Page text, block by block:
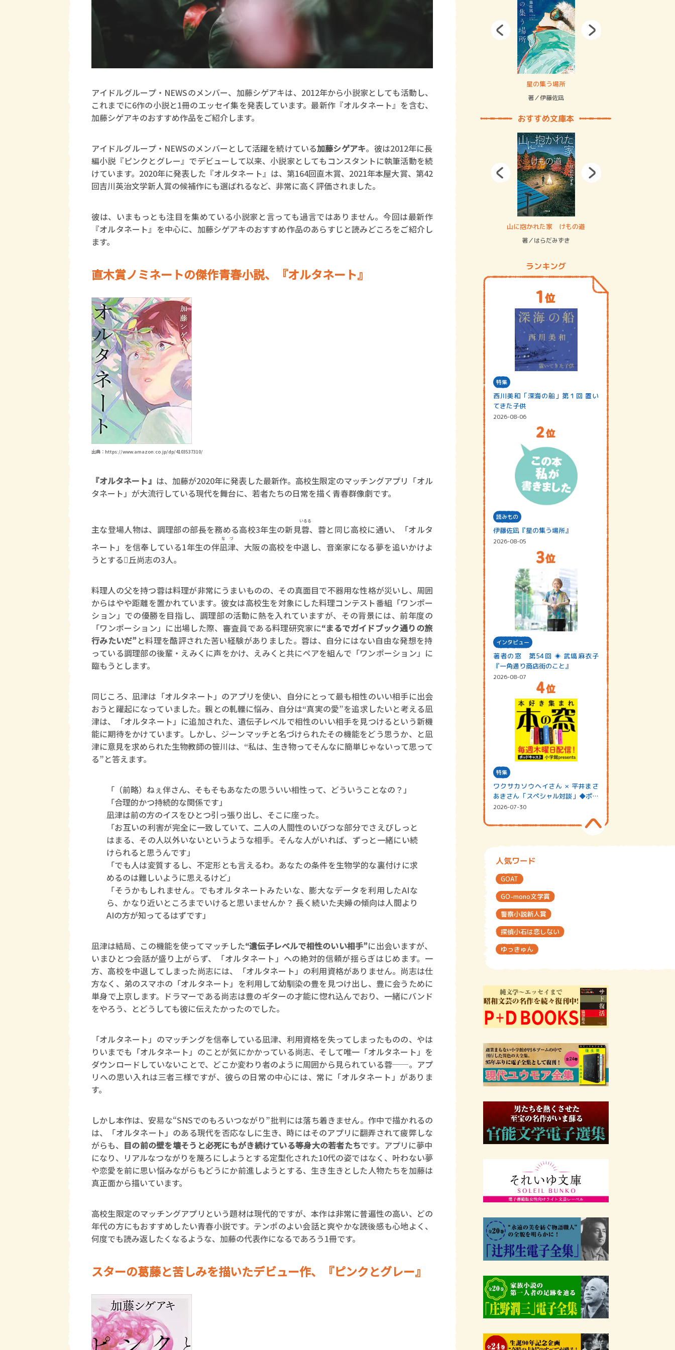
アイドルグループ・NEWSのメンバー、加藤シゲアキは、2012年から小説家としても活動し、
これまでに6作の小説と1冊のエッセイ集を発表しています。最新作『オルタネート』を含む、
加藤シゲアキのおすすめ作品をご紹介します。
アイドルグループ・NEWSのメンバーとして活躍を続けている加藤シゲアキ。彼は2012年に長
編小説『ピンクとグレー』でデビューして以来、小説家としてもコンスタントに執筆活動を続
けています。2020年に発表した『オルタネート』は、第164回直木賞、2021年本屋大賞、第42
回吉川英治文学新人賞の候補作にも選ばれるなど、非常に高く評価されました。
彼は、いまもっとも注目を集めている小説家と言っても過言ではありません。今回は最新作
『オルタネート』を中心に、加藤シゲアキのおすすめ作品のあらすじと読みどころをご紹介し
ます。
直木賞ノミネートの傑作青春小説、『オルタネート』
出典：https://www.amazon.co.jp/dp/4103537310/
『オルタネート』 は、加藤が2020年に発表した最新作。高校生限定のマッチングアプリ「オル
タネート」が大流行している現代を舞台に、若者たちの日常を描く青春群像劇です。
主な登場人物は、調理部の部長を務める高校3年生の新見蓉
いるる
、蓉と同じ高校に通い、「オルタ
ネート」を信奉している1年生の伴凪津
なづ
、大阪の高校を中退し、音楽家になる夢を追いかけよ
うとする𪲨丘尚志の3人。
料理人の父を持つ蓉は料理が非常にうまいものの、その真面目で不器用な性格が災いし、周囲
からはやや距離を置かれています。彼女は高校生を対象にした料理コンテスト番組「ワンポー
ション」での優勝を目指し、調理部の活動に熱を入れていますが、その背景には、前年度の
「ワンポーション」に出場した際、審査員である料理研究家に“まるでガイドブック通りの旅
行みたいだ”と料理を酷評された苦い経験がありました。蓉は、自分にはない自由な発想を持
っている調理部の後輩・えみくに声をかけ、えみくと共にペアを組んで「ワンポーション」に
臨もうとします。
同じころ、凪津は「オルタネート」のアプリを使い、自分にとって最も相性のいい相手に出会
おうと躍起になっていました。親との軋轢に悩み、自分は“真実の愛”を追求したいと考える凪
津は、「オルタネート」に追加された、遺伝子レベルで相性のいい相手を見つけるという新機
能に期待をかけています。しかし、ジーンマッチと名づけられたその機能をどう思うか、と凪
津に意見を求められた生物教師の笹川は、“私は、生き物ってそんなに簡単じゃないって思って
る”と答えます。
「（前略）ねぇ伴さん、そもそもあなたの思ういい相性って、どういうことなの？」
「合理的かつ持続的な関係です」
凪津は前の方のイスをひとつ引っ張り出し、そこに座った。
「お互いの利害が完全に一致していて、二人の人間性のいびつな部分でさえぴしっと
はまる、その人以外いないというような相手。そんな人がいれば、ずっと一緒にい続
けられると思うんです」
「でも人は変質するし、不定形とも言えるわ。あなたの条件を生物学的な裏付けに求
めるのは難しいように思えるけど」
「そうかもしれません。でもオルタネートみたいな、膨大なデータを利用したAIな
ら、かなり近いところまでいけると思いませんか？ 長く続いた夫婦の傾向は人間より
AIの方が知ってるはずです」
凪津は結局、この機能を使ってマッチした“遺伝子レベルで相性のいい相手”に出会いますが、
いまひとつ会話が盛り上がらず、「オルタネート」への絶対的信頼が揺らぎはじめます。一
方、高校を中退してしまった尚志には、「オルタネート」の利用資格がありません。尚志は仕
方なく、弟のスマホの「オルタネート」を利用して幼馴染の豊を見つけ出し、豊に会うために
単身で上京します。ドラマーである尚志は豊のギターの才能に惚れ込んでおり、一緒にバンド
をやろう、とどうしても彼に伝えたかったのでした。
「オルタネート」のマッチングを信奉している凪津、利用資格を失ってしまったものの、やは
りいまでも「オルタネート」のことが気にかかっている尚志、そして唯一「オルタネート」を
ダウンロードしていないことで、どこか変わり者のように周囲から見られている蓉──。アプ
リへの思い入れは三者三様ですが、彼らの日常の中心には、常に「オルタネート」がありま
す。
しかし本作は、安易な“SNSでのもろいつながり”批判には落ち着きません。作中で描かれるの
は、「オルタネート」のある現代を否応なしに生き、時にはそのアプリに翻弄されて疲弊しな
がらも、 目の前の壁を壊そうと必死にもがき続けている等身大の若者たちです。アプリに夢中
になり、リアルなつながりを蔑ろにしようとする定型化された10代の姿ではなく、叶わない夢
や恋愛を前に思い悩みながらもどうにか前進しようとする、生き生きとした人物たちを加藤は
真正面から描いています。
高校生限定のマッチングアプリという題材は現代的ですが、本作は非常に普遍性の高い、どの
年代の方にもおすすめしたい青春小説です。テンポのよい会話と爽やかな読後感も心地よく、
何度でも読み返したくなるような、加藤の代表作になるであろう1冊です。
スターの葛藤と苦しみを描いたデビュー作、『ピンクとグレー』
賞金稼ぎスリーサム！ 二重拘束の…
著／川瀬七緒
星の集う場所
著／伊藤佐凪
おすすめ文庫本
ロボット・イン・ザ・システム 山に抱かれた家 けもの道
著／はらだみずき
ランキング
特集
西川美和「深海の船」第１回 置い
てきた子供
2026-08-06
読みもの
伊藤佐凪『星の集う場所』
2026-08-05
インタビュー
著者の窓 第54回 ◈ 武塙麻衣子
『一角通り商店街のこと』
2026-08-07
特集
ワクサカソウヘイさん × 平井まさ
あきさん「スペシャル対談」◆ポッ
ドキャスト…
2026-07-30
人気ワード
GOAT
GO-mono文学賞
警察小説新人賞
探偵小石は恋しない
ゆっきゅん